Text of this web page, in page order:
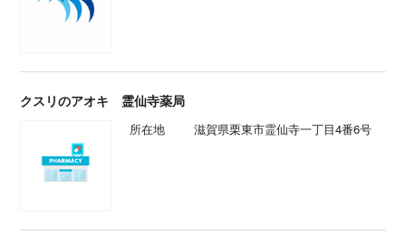
クスリのアオキ 霊仙寺薬局
所在地 滋賀県栗東市霊仙寺一丁目4番6号